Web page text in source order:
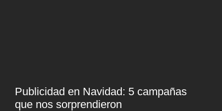
Publicidad en Navidad: 5 campañas
que nos sorprendieron